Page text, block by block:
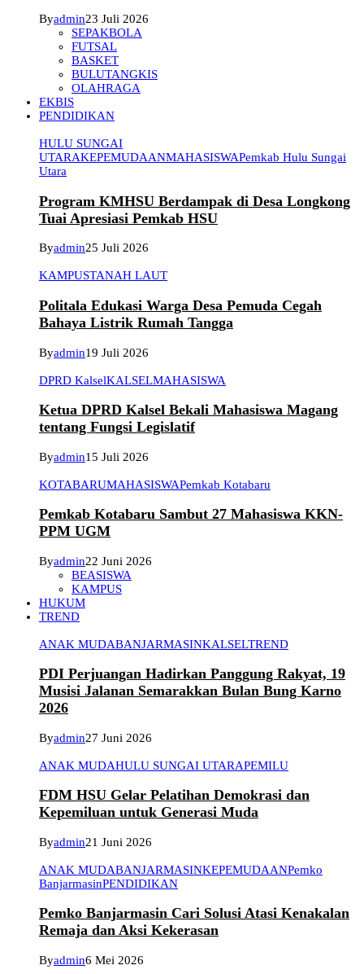
Byadmin23 Juli 2026
SEPAKBOLA
FUTSAL
BASKET
BULUTANGKIS
OLAHRAGA
EKBIS
PENDIDIKAN
HULU SUNGAI
UTARAKEPEMUDAANMAHASISWAPemkab Hulu Sungai
Utara
Program KMHSU Berdampak di Desa Longkong
Tuai Apresiasi Pemkab HSU
Byadmin25 Juli 2026
KAMPUSTANAH LAUT
Politala Edukasi Warga Desa Pemuda Cegah
Bahaya Listrik Rumah Tangga
Byadmin19 Juli 2026
DPRD KalselKALSELMAHASISWA
Ketua DPRD Kalsel Bekali Mahasiswa Magang
tentang Fungsi Legislatif
Byadmin15 Juli 2026
KOTABARUMAHASISWAPemkab Kotabaru
Pemkab Kotabaru Sambut 27 Mahasiswa KKN-
PPM UGM
Byadmin22 Juni 2026
BEASISWA
KAMPUS
HUKUM
TREND
ANAK MUDABANJARMASINKALSELTREND
PDI Perjuangan Hadirkan Panggung Rakyat, 19
Musisi Jalanan Semarakkan Bulan Bung Karno
2026
Byadmin27 Juni 2026
ANAK MUDAHULU SUNGAI UTARAPEMILU
FDM HSU Gelar Pelatihan Demokrasi dan
Kepemiluan untuk Generasi Muda
Byadmin21 Juni 2026
ANAK MUDABANJARMASINKEPEMUDAANPemko
BanjarmasinPENDIDIKAN
Pemko Banjarmasin Cari Solusi Atasi Kenakalan
Remaja dan Aksi Kekerasan
Byadmin6 Mei 2026